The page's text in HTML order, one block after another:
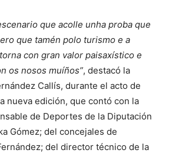
que acolle unha proba que
que tamén polo turismo e a
con gran valor paisaxístico e
os nosos muíños”, destacó la
Callís, durante el acto de
nueva edición, que contó con la
de Deportes de la Diputación
Gómez; del concejales de
del director técnico de la